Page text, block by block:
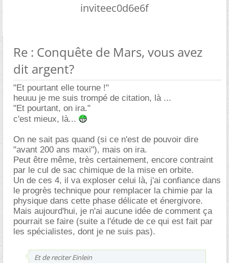
inviteec0d6e6f
Re : Conquête de Mars, vous avez
dit argent?
"Et pourtant elle tourne !"
heuuu je me suis trompé de citation, là ...
"Et pourtant, on ira."
c'est mieux, là...
On ne sait pas quand (si ce n'est de pouvoir dire
"avant 200 ans maxi"), mais on ira.
Peut être même, très certainement, encore contraint
par le cul de sac chimique de la mise en orbite.
Un de ces 4, il va exploser celui là, j'ai confiance dans
le progrès technique pour remplacer la chimie par la
physique dans cette phase délicate et énergivore.
Mais aujourd'hui, je n'ai aucune idée de comment ça
pourrait se faire (suite a l'étude de ce qui est fait par
les spécialistes, dont je ne suis pas).
Et de reciter Einlein